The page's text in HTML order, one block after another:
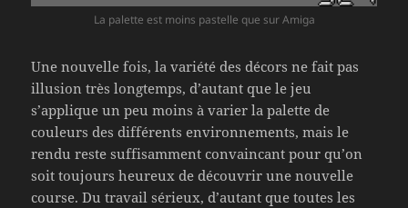
La palette est moins pastelle que sur Amiga
Une nouvelle fois, la variété des décors ne fait pas
illusion très longtemps, d’autant que le jeu
s’applique un peu moins à varier la palette de
couleurs des différents environnements, mais le
rendu reste suffisamment convaincant pour qu’on
soit toujours heureux de découvrir une nouvelle
course. Du travail sérieux, d’autant que toutes les